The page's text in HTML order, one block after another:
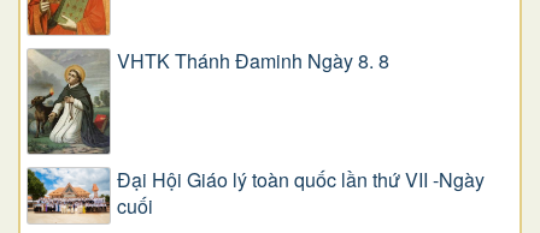
VHTK Thánh Đaminh Ngày 8. 8
Đại Hội Giáo lý toàn quốc lần thứ VII -Ngày
cuối